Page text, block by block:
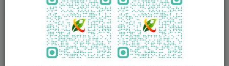
VIP特权介绍
影视源码